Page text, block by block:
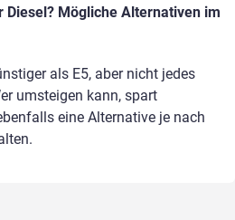
Diesel? Mögliche Alternativen im
als E5, aber nicht jedes
umsteigen kann, spart
eine Alternative je nach